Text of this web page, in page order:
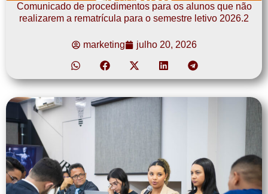
Comunicado de procedimentos para os alunos que não
realizarem a rematrícula para o semestre letivo 2026.2
marketing julho 20, 2026